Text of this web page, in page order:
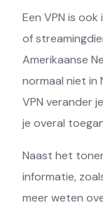
Een VPN is
of
Amerikaanse
normaal niet in
VPN verander
je overal
Naast het
informatie,
meer weten